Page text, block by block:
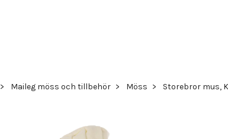
Maileg möss och tillbehör Möss Storebror mus,